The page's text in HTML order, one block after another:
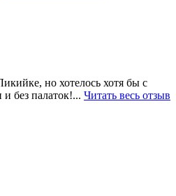
но хотелось хотя бы с
без палаток!... Читать весь отзыв